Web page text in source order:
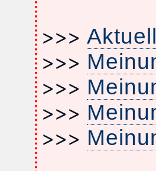
>>>
>>>
>>>
>>>
>>>